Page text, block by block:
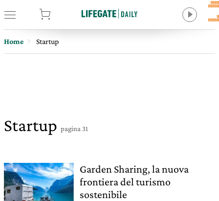
Home Startup
Startup pagina 31
Garden Sharing, la nuova
frontiera del turismo
sostenibile